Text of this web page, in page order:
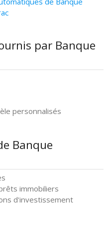
par Banque
personnalisés
Banque
immobiliers
d'investissement